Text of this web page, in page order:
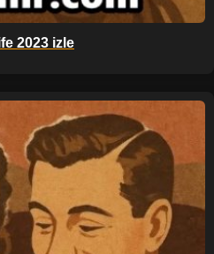
2023 izle